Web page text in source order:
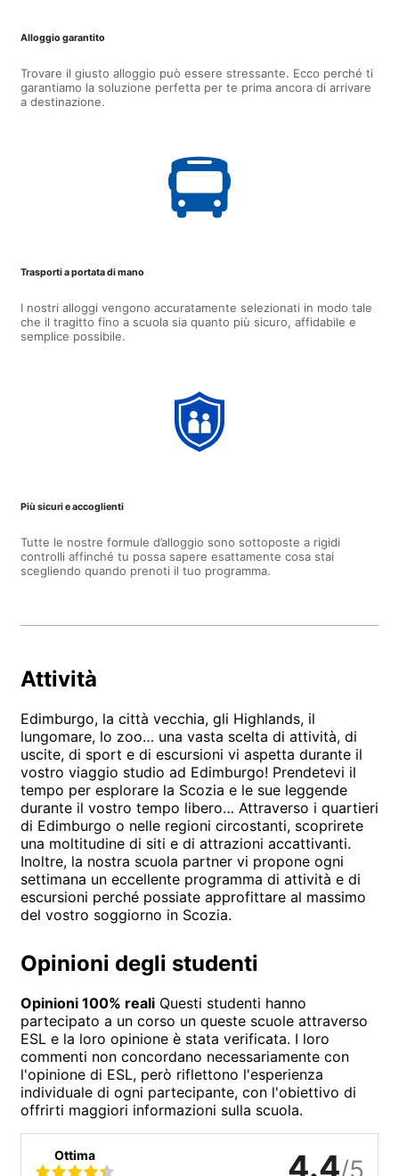
Alloggio garantito
Trovare il giusto alloggio può essere stressante. Ecco perché ti
garantiamo la soluzione perfetta per te prima ancora di arrivare
a destinazione.
Trasporti a portata di mano
I nostri alloggi vengono accuratamente selezionati in modo tale
che il tragitto fino a scuola sia quanto più sicuro, affidabile e
semplice possibile.
Più sicuri e accoglienti
Tutte le nostre formule d’alloggio sono sottoposte a rigidi
controlli affinché tu possa sapere esattamente cosa stai
scegliendo quando prenoti il tuo programma.
Attività
Edimburgo, la città vecchia, gli Highlands, il
lungomare, lo zoo… una vasta scelta di attività, di
uscite, di sport e di escursioni vi aspetta durante il
vostro viaggio studio ad Edimburgo! Prendetevi il
tempo per esplorare la Scozia e le sue leggende
durante il vostro tempo libero… Attraverso i quartieri
di Edimburgo o nelle regioni circostanti, scoprirete
una moltitudine di siti e di attrazioni accattivanti.
Inoltre, la nostra scuola partner vi propone ogni
settimana un eccellente programma di attività e di
escursioni perché possiate approfittare al massimo
del vostro soggiorno in Scozia.
Opinioni degli studenti
Opinioni 100% reali Questi studenti hanno
partecipato a un corso un queste scuole attraverso
ESL e la loro opinione è stata verificata. I loro
commenti non concordano necessariamente con
l'opinione di ESL, però riflettono l'esperienza
individuale di ogni partecipante, con l'obiettivo di
offrirti maggiori informazioni sulla scuola.
Ottima 4.4/5